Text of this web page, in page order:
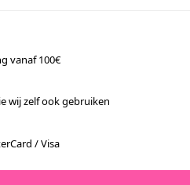
vanaf 100€
wij zelf ook gebruiken
/ Visa